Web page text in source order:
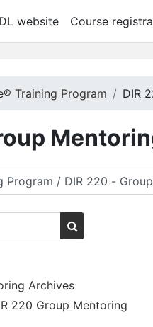
website Course
Training Program DIR
Kursları ara
Archives
220 Group Mentoring